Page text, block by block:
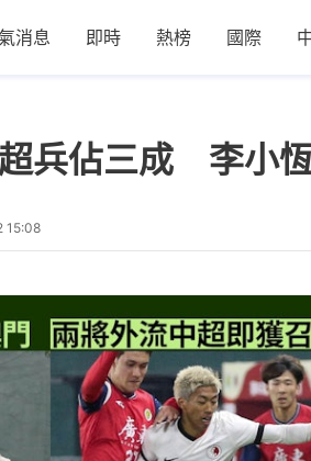
消息 即時 熱榜 國際
兵佔三成 李小
15:08